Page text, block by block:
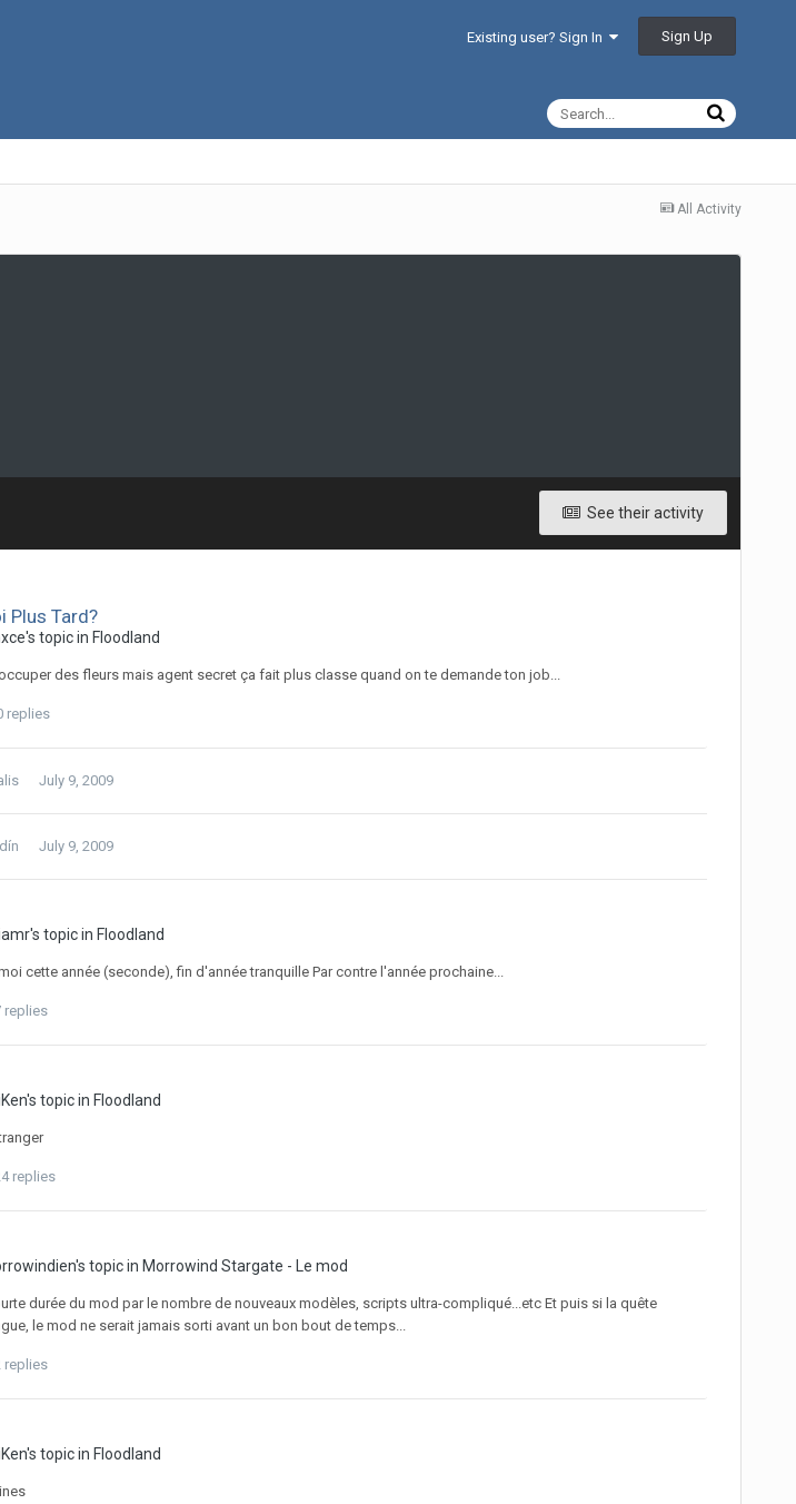
Existing user? Sign In Sign Up
All Activity
See their activity
Plus Tard?
topic in Floodland
des fleurs mais agent secret ça fait plus classe quand on te demande ton job...
replies
July 9, 2009
July 9, 2009
topic in Floodland
cette année (seconde), fin d'année tranquille Par contre l'année prochaine...
replies
topic in Floodland
replies
topic in Morrowind Stargate - Le mod
durée du mod par le nombre de nouveaux modèles, scripts ultra-compliqué...etc Et puis si la quête
le mod ne serait jamais sorti avant un bon bout de temps...
replies
topic in Floodland